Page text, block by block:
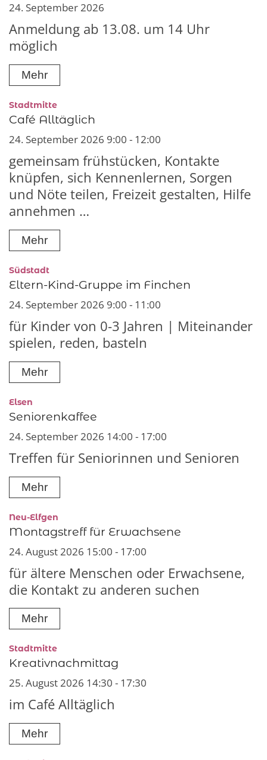
24. September 2026
Anmeldung ab 13.08. um 14 Uhr
möglich
Mehr
Stadtmitte:
Café Alltäglich
24. September 2026 9:00 - 12:00
gemeinsam frühstücken, Kontakte
knüpfen, sich Kennenlernen, Sorgen
und Nöte teilen, Freizeit gestalten, Hilfe
annehmen …
Mehr
Südstadt:
Eltern-Kind-Gruppe im Finchen
24. September 2026 9:00 - 11:00
für Kinder von 0-3 Jahren | Miteinander
spielen, reden, basteln
Mehr
Elsen
Seniorenkaffee
24. September 2026 14:00 - 17:00
Treffen für Seniorinnen und Senioren
Mehr
Neu-Elfgen
Montagstreff für Erwachsene
24. August 2026 15:00 - 17:00
für ältere Menschen oder Erwachsene,
die Kontakt zu anderen suchen
Mehr
Stadtmitte:
Kreativnachmittag
25. August 2026 14:30 - 17:30
im Café Alltäglich
Mehr